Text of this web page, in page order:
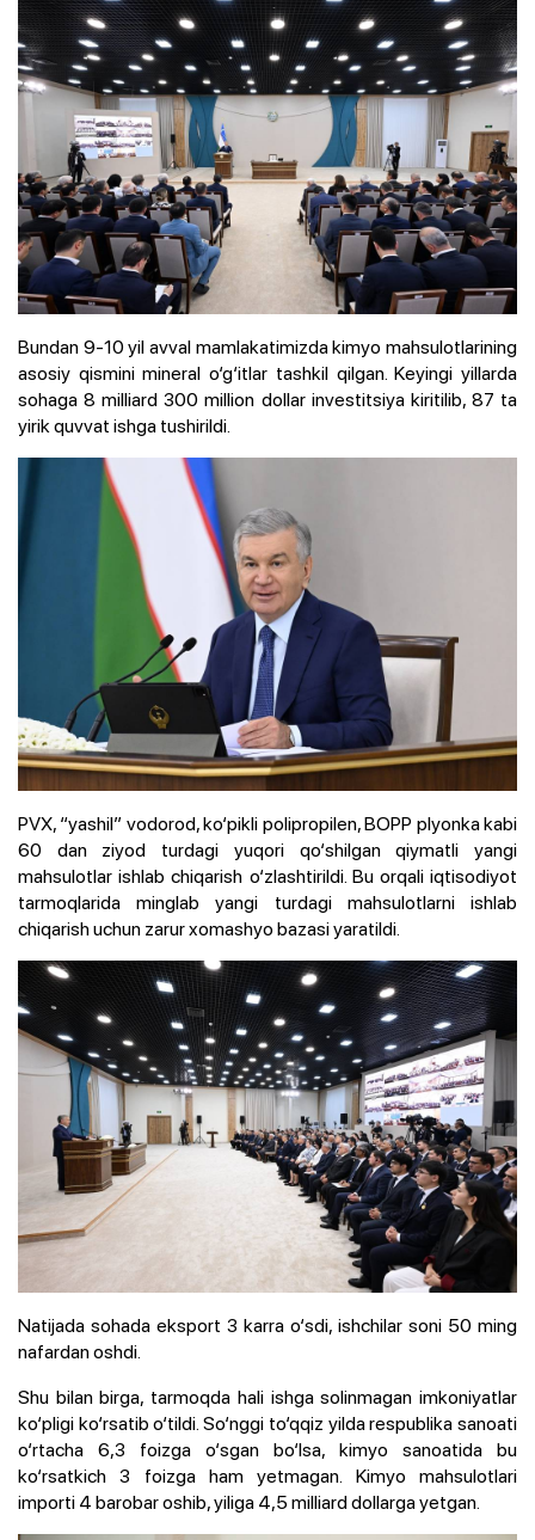
Bundan 9-10 yil avval mamlakatimizda kimyo mahsulotlarining
asosiy qismini mineral o‘g‘itlar tashkil qilgan. Keyingi yillarda
sohaga 8 milliard 300 million dollar investitsiya kiritilib, 87 ta
yirik quvvat ishga tushirildi.
PVX, “yashil” vodorod, ko‘pikli polipropilen, BOPP plyonka kabi
60 dan ziyod turdagi yuqori qo‘shilgan qiymatli yangi
mahsulotlar ishlab chiqarish o‘zlashtirildi. Bu orqali iqtisodiyot
tarmoqlarida minglab yangi turdagi mahsulotlarni ishlab
chiqarish uchun zarur xomashyo bazasi yaratildi.
Natijada sohada eksport 3 karra o‘sdi, ishchilar soni 50 ming
nafardan oshdi.
Shu bilan birga, tarmoqda hali ishga solinmagan imkoniyatlar
ko‘pligi ko‘rsatib o‘tildi. So‘nggi to‘qqiz yilda respublika sanoati
o‘rtacha 6,3 foizga o‘sgan bo‘lsa, kimyo sanoatida bu
ko‘rsatkich 3 foizga ham yetmagan. Kimyo mahsulotlari
importi 4 barobar oshib, yiliga 4,5 milliard dollarga yetgan.